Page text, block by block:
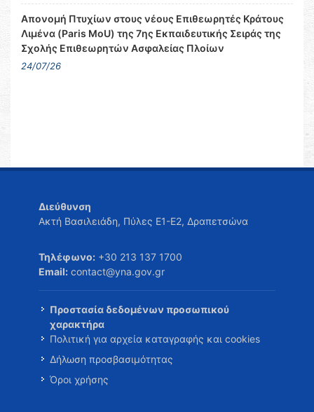
Απονομή Πτυχίων στους νέους Επιθεωρητές Κράτους
Λιμένα (Paris MoU) της 7ης Εκπαιδευτικής Σειράς της
Σχολής Επιθεωρητών Ασφαλείας Πλοίων
24/07/26
Διεύθυνση
Ακτή Βασιλειάδη, Πύλες Ε1-Ε2, Δραπετσώνα
Τηλέφωνο: +30 213 137 1700
Email: contact@yna.gov.gr
Προστασία δεδομένων προσωπικού
χαρακτήρα
Πολιτική για αρχεία καταγραφής και cookies
Δήλωση προσβασιμότητας
Όροι χρήσης